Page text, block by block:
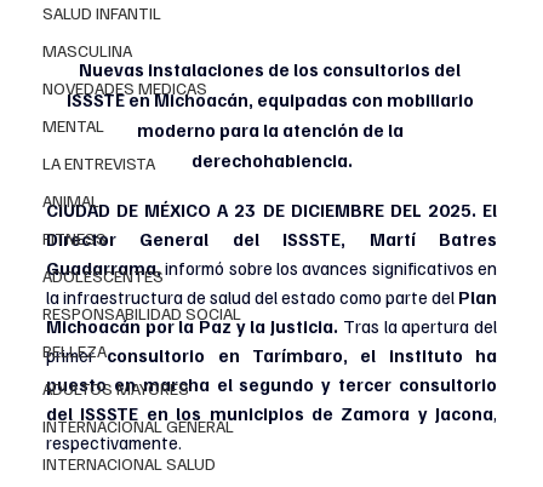
SALUD INFANTIL
MASCULINA
NOVEDADES MEDICAS
MENTAL
LA ENTREVISTA
ANIMAL
FITNESS
ADOLESCENTES
RESPONSABILIDAD SOCIAL
BELLEZA
ADULTOS MAYORES
INTERNACIONAL GENERAL
INTERNACIONAL SALUD
Nuevas instalaciones de los consultorios del
ISSSTE en Michoacán, equipadas con mobiliario
moderno para la atención de la
derechohabiencia.
CIUDAD DE MÉXICO A 23 DE DICIEMBRE DEL 2025. El
Director General del ISSSTE, Martí Batres
Guadarrama, informó sobre los avances significativos en
la infraestructura de salud del estado como parte del Plan
Michoacán por la Paz y la Justicia. Tras la apertura del
primer consultorio en Tarímbaro, el instituto ha
puesto en marcha el segundo y tercer consultorio
del ISSSTE en los municipios de Zamora y Jacona,
respectivamente.